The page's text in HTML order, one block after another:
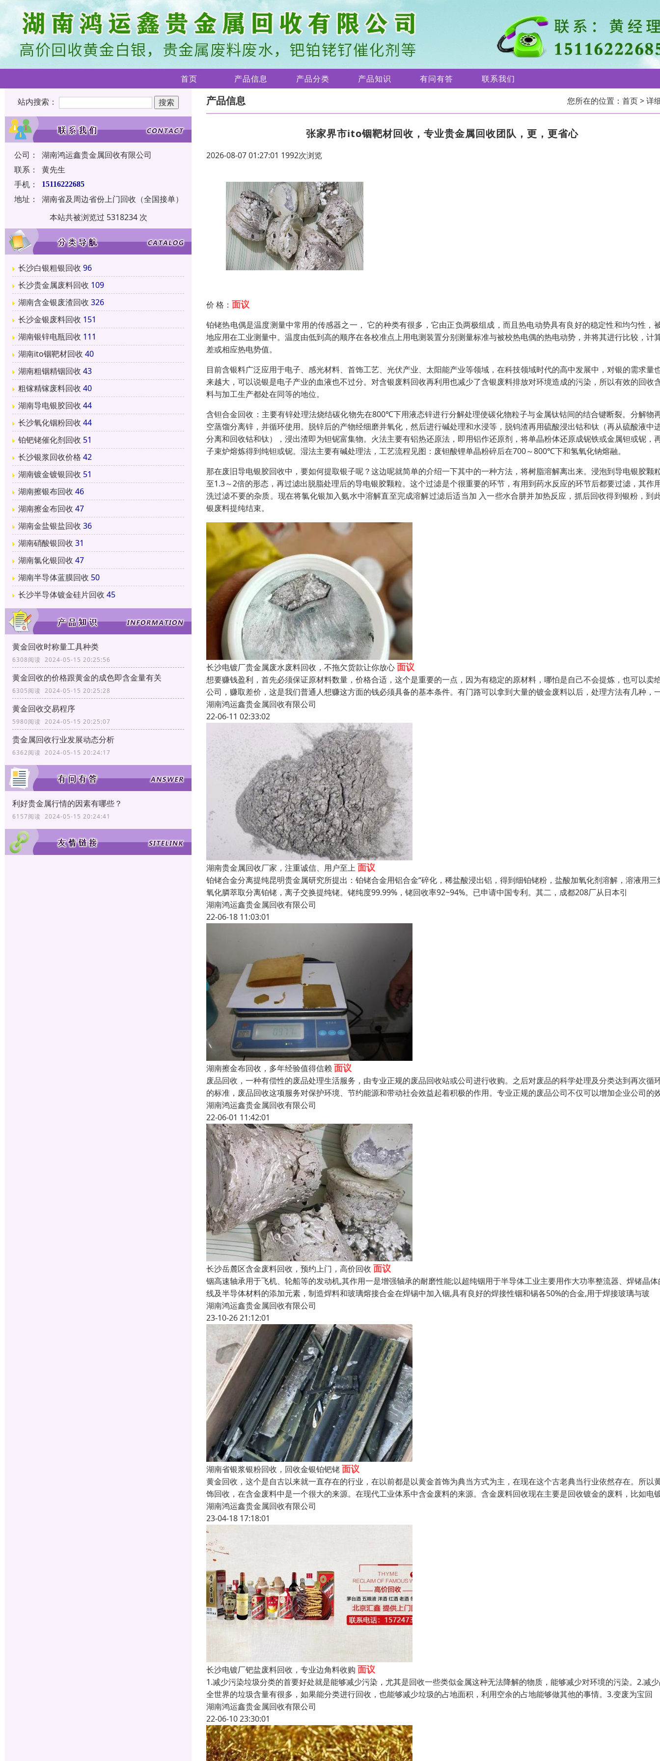
首页 产品信息 产品分类 产品知识 有问有答 联系我们
站内搜索：
公司：
湖南鸿运鑫贵金属回收有限公司
联系：
黄先生
手机：
15116222685
地址：
湖南省及周边省份上门回收（全国接单）
本站共被浏览过 5318234 次
长沙白银粗银回收 96
长沙贵金属废料回收 109
湖南含金银废渣回收 326
长沙金银废料回收 151
湖南银锌电瓶回收 111
湖南ito铟靶材回收 40
湖南粗铟精铟回收 43
粗镓精镓废料回收 40
湖南导电银胶回收 44
长沙氧化铟粉回收 44
铂钯铑催化剂回收 51
长沙银浆回收价格 42
湖南镀金镀银回收 51
湖南擦银布回收 46
湖南擦金布回收 47
湖南金盐银盐回收 36
湖南硝酸银回收 31
湖南氯化银回收 47
湖南半导体蓝膜回收 50
长沙半导体镀金硅片回收 45
黄金回收时称量工具种类
6308阅读 2024-05-15 20:25:56
黄金回收的价格跟黄金的成色即含金量有关
6305阅读 2024-05-15 20:25:28
黄金回收交易程序
5980阅读 2024-05-15 20:25:07
贵金属回收行业发展动态分析
6362阅读 2024-05-15 20:24:17
利好贵金属行情的因素有哪些？
6157阅读 2024-05-15 20:24:41
产品信息 您所在的位置： 首页> 详
张家界市ito铟靶材回收，专业贵金属回收团队，更，更省心
2026-08-07 01:27:01 1992次浏览
价 格： 面议
铂铑热电偶是温度测量中常用的传感器之一， 它的种类有很多，它由正负两极组成，而且热电动势具有良好的稳定性和均匀性，
地应用在工业测量中。温度由低到高的顺序在各校准点上用电测装置分别测量标准与被校热电偶的热电动势，并将其进行比较，计
差或相应热电势值。
目前含银料广泛应用于电子、感光材料、首饰工艺、光伏产业、太阳能产业等领域，在科技领域时代的高中发展中，对银的需求量
来越大，可以说银是电子产业的血液也不过分。对含银废料回收再利用也减少了含银废料排放对环境造成的污染，所以有效的回收
料与加工生产都处在同等的地位。
含钽合金回收：主要有锌处理法烧结碳化物先在800℃下用液态锌进行分解处理使碳化物粒子与金属钛钴间的结合键断裂。分解物
空蒸馏分离锌，并循环使用。脱锌后的产物经细磨并氧化，然后进行碱处理和水浸等，脱钨渣再用硫酸浸出钴和钛（再从硫酸液中
分离和回收钴和钛），浸出渣即为钽铌富集物。火法主要有铝热还原法，即用铝作还原剂，将单晶粉体还原成铌铁或金属钽或铌，
子束炉熔炼得到纯钽或铌。湿法主要有碱处理法，工艺流程见图：废钽酸锂单晶粉碎后在700～800℃下和氢氧化钠熔融。
那在废旧导电银胶回收中，要如何提取银子呢？这边呢就简单的介绍一下其中的一种方法，将树脂溶解离出来。浸泡到导电银胶颗
至1.3～2倍的形态，再过滤出脱脂处理后的导电银胶颗粒。这个过滤是个很重要的环节，有用到药水反应的环节后都要过滤，其作
洗过滤不要的杂质。现在将氯化银加入氨水中溶解直至完成溶解过滤后适当加 入一些水合肼并加热反应，抓后回收得到银粉，到
银废料提纯结束。
长沙电镀厂贵金属废水废料回收，不拖欠货款让你放心面议
想要赚钱盈利，首先必须保证原材料数量，价格合适，这个是重要的一点，因为有稳定的原材料，哪怕是自己不会提炼，也可以卖
公司，赚取差价，这是我们普通人想赚这方面的钱必须具备的基本条件。有门路可以拿到大量的镀金废料以后，处理方法有几种，
湖南鸿运鑫贵金属回收有限公司
22-06-11 02:33:02
湖南贵金属回收厂家，注重诚信、用户至上 面议
铂铑合金分离提纯昆明贵金属研究所提出：铂铑合金用铝合金“碎化，稀盐酸浸出铝，得到细铂铑粉，盐酸加氧化剂溶解，溶液用三
氧化膦萃取分离铂铑，离子交换提纯铑。铑纯度99.99%，铑回收率92~94%。已申请中国专利。其二，成都208厂从日本引
湖南鸿运鑫贵金属回收有限公司
22-06-18 11:03:01
湖南擦金布回收，多年经验值得信赖 面议
废品回收，一种有偿性的废品处理生活服务，由专业正规的废品回收站或公司进行收购。之后对废品的科学处理及分类达到再次循
的标准，废品回收这项服务对保护环境、节约能源和带动社会效益起着积极的作用。专业正规的废品公司不仅可以增加企业公司的
湖南鸿运鑫贵金属回收有限公司
22-06-01 11:42:01
长沙岳麓区含金废料回收，预约上门，高价回收 面议
铟高速轴承用于飞机、轮船等的发动机,其作用一是增强轴承的耐磨性能;以超纯铟用于半导体工业主要用作大功率整流器、焊锗晶
线及半导体材料的添加元素，制造焊料和玻璃熔接合金在焊锡中加入铟,具有良好的焊接性铟和锡各50%的合金,用于焊接玻璃与玻
湖南鸿运鑫贵金属回收有限公司
23-10-26 21:12:01
湖南省银浆银粉回收，回收金银铂钯铑面议
黄金回收，这个是自古以来就一直存在的行业，在以前都是以黄金首饰为典当方式为主，在现在这个古老典当行业依然存在。所以
饰回收，在含金废料中是一个很大的来源。在现代工业体系中含金废料的来源。含金废料回收现在主要是回收镀金的废料，比如电
湖南鸿运鑫贵金属回收有限公司
23-04-18 17:18:01
长沙电镀厂钯盐废料回收，专业边角料收购 面议
1.减少污染垃圾分类的首要好处就是能够减少污染，尤其是回收一些类似金属这种无法降解的物质，能够减少对环境的污染。2.减
全世界的垃圾含量有很多，如果能分类进行回收，也能够减少垃圾的占地面积，利用空余的占地能够做其他的事情。3.变废为宝回
湖南鸿运鑫贵金属回收有限公司
22-06-10 23:30:01